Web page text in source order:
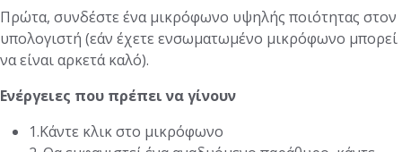
Πρώτα, συνδέστε ένα μικρόφωνο υψηλής ποιότητας στον
υπολογιστή (εάν έχετε ενσωματωμένο μικρόφωνο μπορεί
να είναι αρκετά καλό).
Ενέργειες που πρέπει να γίνουν
1.Κάντε κλικ στο μικρόφωνο